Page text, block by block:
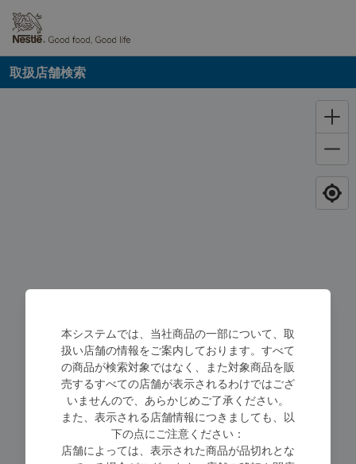
取扱店舗検索
本システムでは、当社商品の一部について、取
扱い店舗の情報をご案内しております。すべて
の商品が検索対象ではなく、また対象商品を販
売するすべての店舗が表示されるわけではござ
いませんので、あらかじめご了承ください。
また、表示される店舗情報につきましても、以
下の点にご注意ください：
店舗によっては、表示された商品が品切れとな